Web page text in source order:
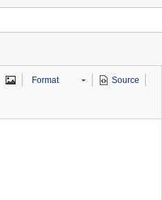
Format Source